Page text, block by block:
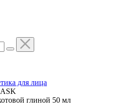
для лица